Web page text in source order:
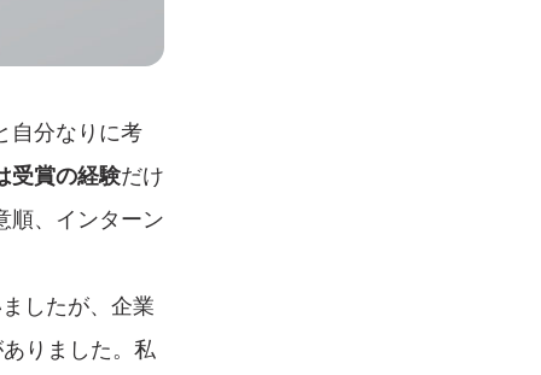
自分なりに考
受賞の経験だけ
順、インターン
したが、企業
りました。私